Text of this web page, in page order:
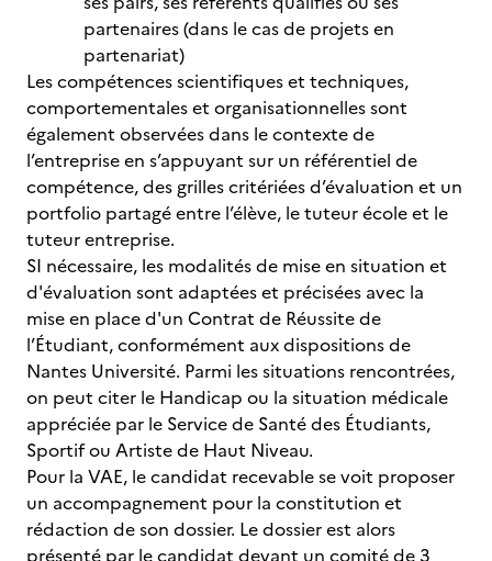
partenaires (dans le cas de projets en
partenariat)
Les compétences scientifiques et techniques,
comportementales et organisationnelles sont
également observées dans le contexte de
l’entreprise en s’appuyant sur un référentiel de
compétence, des grilles critériées d’évaluation et un
portfolio partagé entre l’élève, le tuteur école et le
tuteur entreprise.
SI nécessaire, les modalités de mise en situation et
d'évaluation sont adaptées et précisées avec la
mise en place d'un Contrat de Réussite de
l’Étudiant, conformément aux dispositions de
Nantes Université. Parmi les situations rencontrées,
on peut citer le Handicap ou la situation médicale
appréciée par le Service de Santé des Étudiants,
Sportif ou Artiste de Haut Niveau.
Pour la VAE, le candidat recevable se voit proposer
un accompagnement pour la constitution et
rédaction de son dossier. Le dossier est alors
présenté par le candidat devant un comité de 3